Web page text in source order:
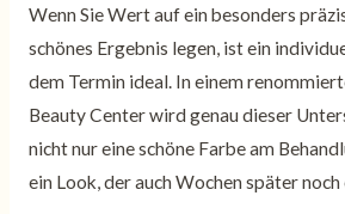
Wenn Sie Wert auf ein besonders
schönes Ergebnis legen, ist ein
dem Termin ideal. In einem
Beauty Center wird genau dieser
nicht nur eine schöne Farbe am
ein Look, der auch Wochen später